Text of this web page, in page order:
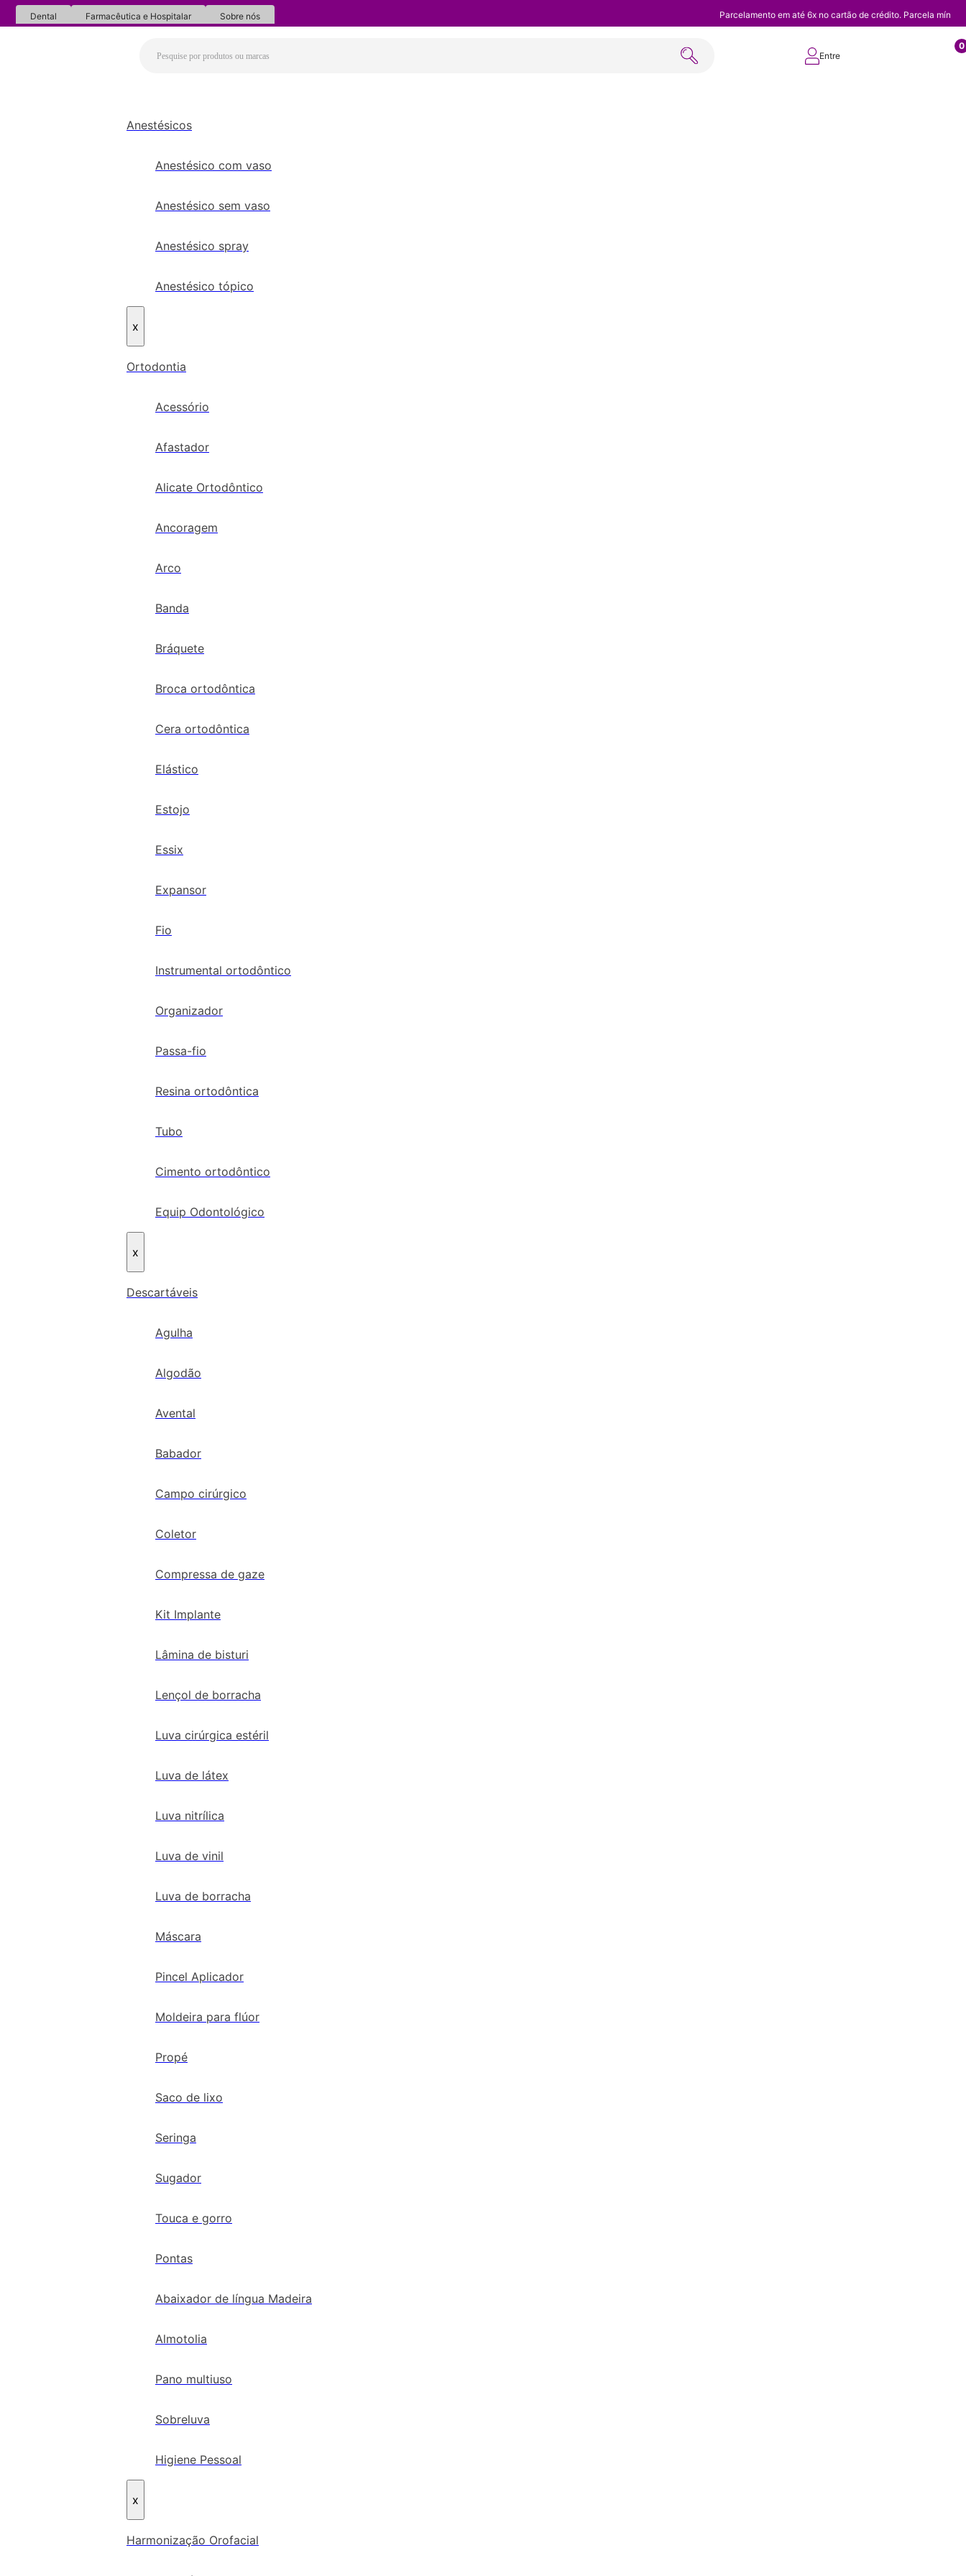
Dental Farmacêutica e Hospitalar Sobre nós Parcelamento em até 6x no cartão de crédito. Parcela
Entre
0
Anestésicos
Anestésico com vaso
Anestésico sem vaso
Anestésico spray
Anestésico tópico
x
Ortodontia
Acessório
Afastador
Alicate Ortodôntico
Ancoragem
Arco
Banda
Bráquete
Broca ortodôntica
Cera ortodôntica
Elástico
Estojo
Essix
Expansor
Fio
Instrumental ortodôntico
Organizador
Passa-fio
Resina ortodôntica
Tubo
Cimento ortodôntico
Equip Odontológico
x
Descartáveis
Agulha
Algodão
Avental
Babador
Campo cirúrgico
Coletor
Compressa de gaze
Kit Implante
Lâmina de bisturi
Lençol de borracha
Luva cirúrgica estéril
Luva de látex
Luva nitrílica
Luva de vinil
Luva de borracha
Máscara
Pincel Aplicador
Moldeira para flúor
Propé
Saco de lixo
Seringa
Sugador
Touca e gorro
Pontas
Abaixador de língua Madeira
Almotolia
Pano multiuso
Sobreluva
Higiene Pessoal
x
Harmonização Orofacial